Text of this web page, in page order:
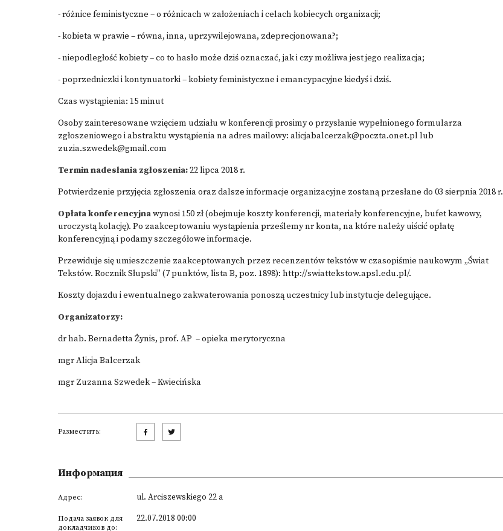
- różnice feministyczne – o różnicach w założeniach i celach kobiecych organizacji;
- kobieta w prawie – równa, inna, uprzywilejowana, zdeprecjonowana?;
- niepodległość kobiety – co to hasło może dziś oznaczać, jak i czy możliwa jest jego realizacja;
- poprzedniczki i kontynuatorki – kobiety feministyczne i emancypacyjne kiedyś i dziś.
Czas wystąpienia: 15 minut
Osoby zainteresowane wzięciem udziału w konferencji prosimy o przysłanie wypełnionego formularza
zgłoszeniowego i abstraktu wystąpienia na adres mailowy: alicjabalcerzak@poczta.onet.pllub
zuzia.szwedek@gmail.com
Termin nadesłania zgłoszenia:22 lipca 2018 r.
Potwierdzenie przyjęcia zgłoszenia oraz dalsze informacje organizacyjne zostaną przesłane do 03 sierpnia 2018 r.
Opłata konferencyjnawynosi 150 zł (obejmuje koszty konferencji, materiały konferencyjne, bufet kawowy,
uroczystą kolację). Po zaakceptowaniu wystąpienia prześlemy nr konta, na które należy uiścić opłatę
konferencyjną i podamy szczegółowe informacje.
Przewiduje się umieszczenie zaakceptowanych przez recenzentów tekstów w czasopiśmie naukowym „Świat
Tekstów. Rocznik Słupski” (7 punktów, lista B, poz. 1898): http://swiattekstow.apsl.edu.pl/.
Koszty dojazdu i ewentualnego zakwaterowania ponoszą uczestnicy lub instytucje delegujące.
Organizatorzy:
dr hab. Bernadetta Żynis, prof. AP – opieka merytoryczna
mgr Alicja Balcerzak
mgr Zuzanna Szwedek – Kwiecińska
Разместить:
Информация
Адрес: ul. Arciszewskiego 22 a
Подача заявок для
докладчиков до:
22.07.2018 00:00